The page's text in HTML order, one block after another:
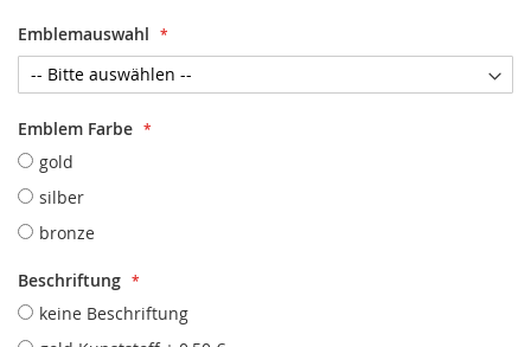
Emblemauswahl
Emblem Farbe
gold
silber
bronze
Beschriftung
keine Beschriftung